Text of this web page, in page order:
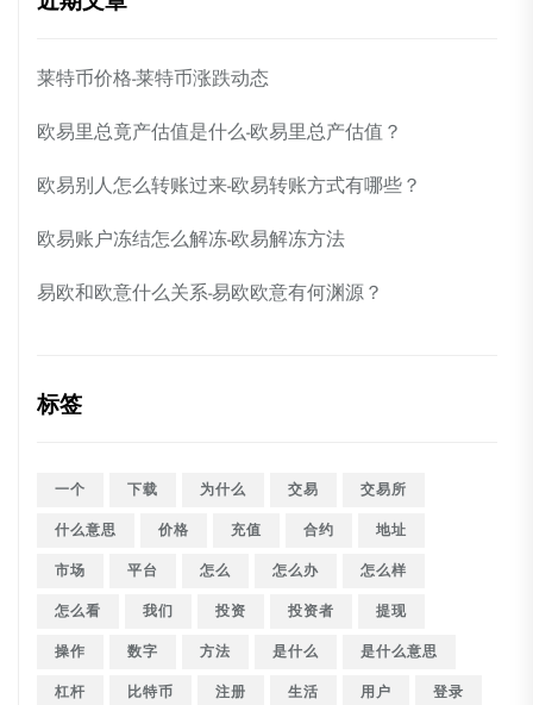
莱特币价格-莱特币涨跌动态
欧易里总竟产估值是什么-欧易里总产估值？
欧易别人怎么转账过来-欧易转账方式有哪些？
欧易账户冻结怎么解冻-欧易解冻方法
易欧和欧意什么关系-易欧欧意有何渊源？
标签
一个 下载 为什么 交易
交易所
什么意思
价格 充值 合约
地址
市场
平台 怎么 怎么办
怎么样
怎么看
我们 投资 投资者
提现
操作
数字 方法 是什么
是什么意思
杠杆
比特币 注册 生活 用户
登录